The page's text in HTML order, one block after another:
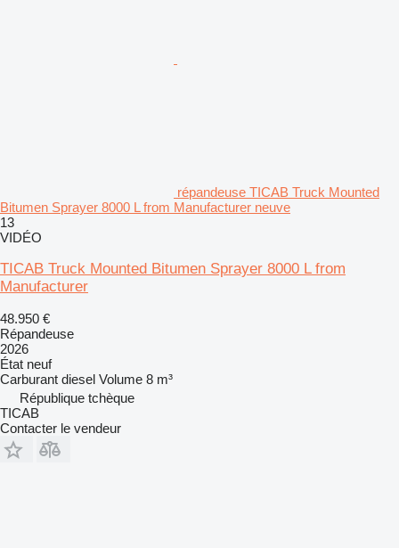
répandeuse TICAB Truck Mounted
Bitumen Sprayer 8000 L from Manufacturer neuve
13
VIDÉO
TICAB Truck Mounted Bitumen Sprayer 8000 L from
Manufacturer
48.950 €
Répandeuse
2026
État neuf
Carburant diesel Volume 8 m³
République tchèque
TICAB
Contacter le vendeur